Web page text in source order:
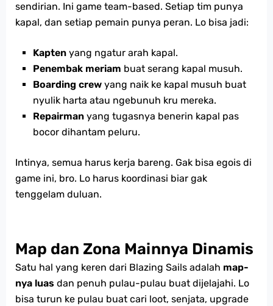
sendirian. Ini game team-based. Setiap tim punya
kapal, dan setiap pemain punya peran. Lo bisa jadi:
Kapten yang ngatur arah kapal.
Penembak meriam buat serang kapal musuh.
Boarding crew yang naik ke kapal musuh buat
nyulik harta atau ngebunuh kru mereka.
Repairman yang tugasnya benerin kapal pas
bocor dihantam peluru.
Intinya, semua harus kerja bareng. Gak bisa egois di
game ini, bro. Lo harus koordinasi biar gak
tenggelam duluan.
Map dan Zona Mainnya Dinamis
Satu hal yang keren dari Blazing Sails adalah map-
nya luas dan penuh pulau-pulau buat dijelajahi. Lo
bisa turun ke pulau buat cari loot, senjata, upgrade